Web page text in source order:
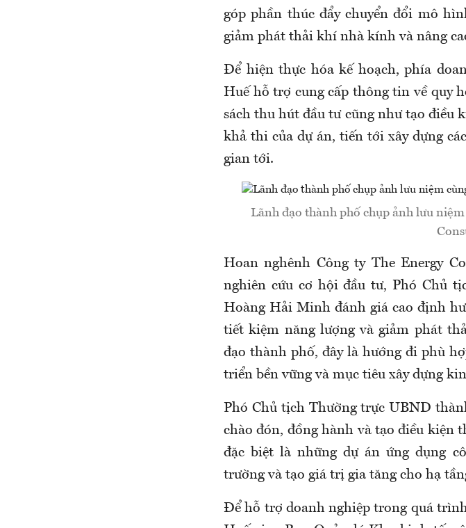
góp phần thúc đẩy chuyển đổi mô
giảm phát thải khí nhà kính và nâng
Để hiện thực hóa kế hoạch, phía
Huế hỗ trợ cung cấp thông tin về quy
sách thu hút đầu tư cũng như tạo điều
khả thi của dự án, tiến tới xây dựng
gian tới.
Lãnh đạo thành phố chụp ảnh lưu
Hoan nghênh Công ty The Energy
nghiên cứu cơ hội đầu tư, Phó Chủ
Hoàng Hải Minh đánh giá cao định
tiết kiệm năng lượng và giảm phát
đạo thành phố, đây là hướng đi phù
triển bền vững và mục tiêu xây dựng
Phó Chủ tịch Thường trực UBND
chào đón, đồng hành và tạo điều kiện
đặc biệt là những dự án ứng dụng
trường và tạo giá trị gia tăng cho hạ
Để hỗ trợ doanh nghiệp trong quá